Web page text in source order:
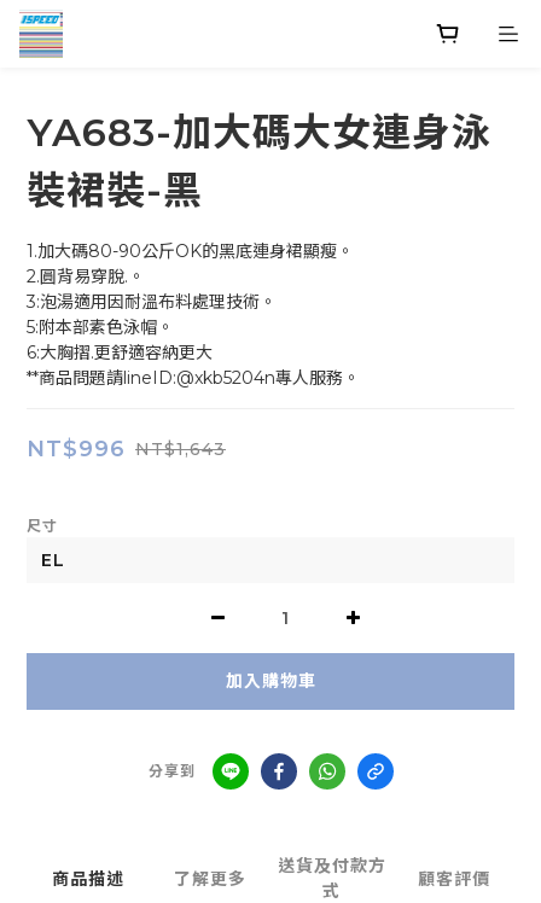
YA683-加大碼大女連身泳
裝裙裝-黑
1.加大碼80-90公斤OK的黑底連身裙顯瘦。
2.圓背易穿脫.。
3:泡湯適用因耐溫布料處理技術。
5:附本部素色泳帽。
6:大胸摺.更舒適容納更大
**商品問題請lineID:@xkb5204n專人服務。
NT$996 NT$1,643
尺寸
加入購物車
分享到
商品描述 了解更多
送貨及付款方
式
顧客評價